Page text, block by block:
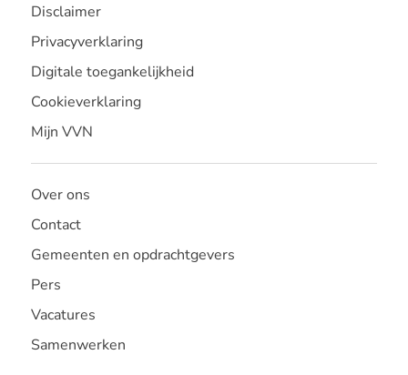
Disclaimer
Privacyverklaring
Digitale toegankelijkheid
Cookieverklaring
Mijn VVN
Over ons
Contact
Gemeenten en opdrachtgevers
Pers
Vacatures
Samenwerken